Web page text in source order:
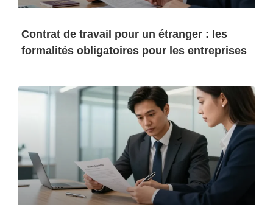
Contrat de travail pour un étranger : les
formalités obligatoires pour les entreprises